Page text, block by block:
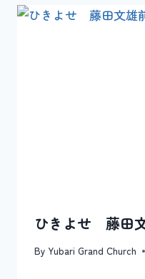
ひきよせ 藤田
By Yubari Grand Church